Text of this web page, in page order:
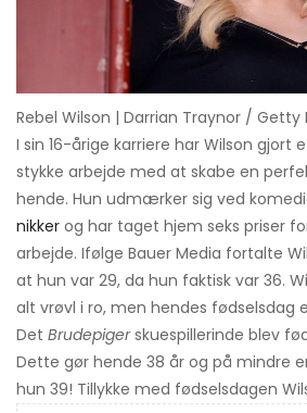
Rebel Wilson | Darrian Traynor / Getty
I sin 16-årige karriere har Wilson gjort
stykke arbejde med at skabe en
hende. Hun udmærker sig ved
nikker og har taget hjem seks priser
arbejde. Ifølge Bauer Media fortalte
at hun var 29, da hun faktisk var 36.
alt vrøvl i ro, men hendes fødselsdag
Det Brudepigerskuespillerinde blev
Dette gør hende 38 år og på mindre
hun 39! Tillykke med fødselsdagen